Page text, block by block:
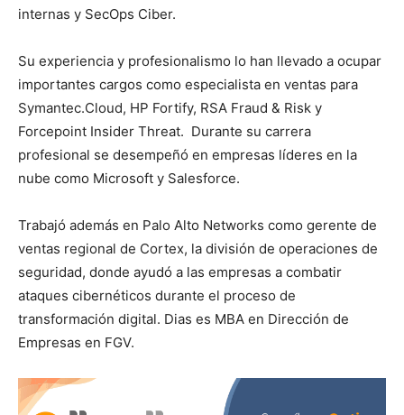
internas y SecOps Ciber.
Su experiencia y profesionalismo lo han llevado a ocupar
importantes cargos como especialista en ventas para
Symantec.Cloud, HP Fortify, RSA Fraud & Risk y
Forcepoint Insider Threat. Durante su carrera
profesional se desempeñó en empresas líderes en la
nube como Microsoft y Salesforce.
Trabajó además en Palo Alto Networks como gerente de
ventas regional de Cortex, la división de operaciones de
seguridad, donde ayudó a las empresas a combatir
ataques cibernéticos durante el proceso de
transformación digital. Dias es MBA en Dirección de
Empresas en FGV.